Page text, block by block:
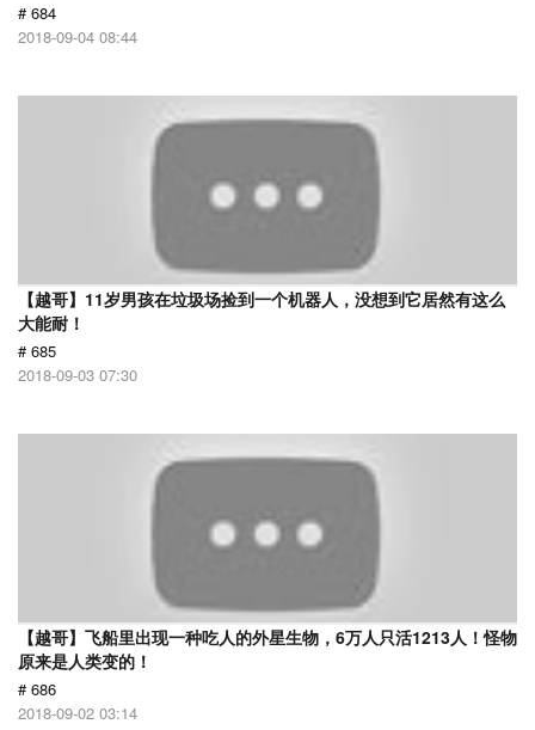
# 684
2018-09-04 08:44
【越哥】11岁男孩在垃圾场捡到一个机器人，没想到它居然有这么
大能耐！
# 685
2018-09-03 07:30
【越哥】飞船里出现一种吃人的外星生物，6万人只活1213人！怪物
原来是人类变的！
# 686
2018-09-02 03:14